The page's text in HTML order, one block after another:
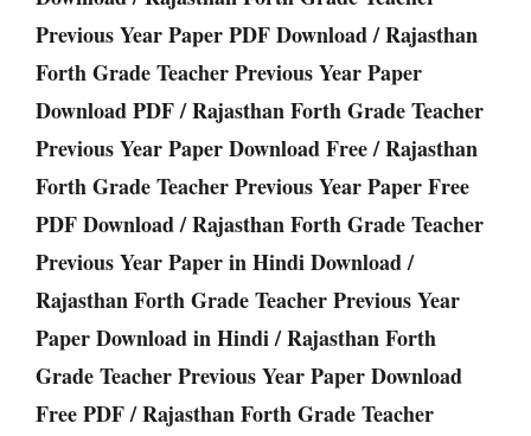
Previous Year Paper PDF Download / Rajasthan
Forth Grade Teacher Previous Year Paper
Download PDF / Rajasthan Forth Grade Teacher
Previous Year Paper Download Free / Rajasthan
Forth Grade Teacher Previous Year Paper Free
PDF Download / Rajasthan Forth Grade Teacher
Previous Year Paper in Hindi Download /
Rajasthan Forth Grade Teacher Previous Year
Paper Download in Hindi / Rajasthan Forth
Grade Teacher Previous Year Paper Download
Free PDF / Rajasthan Forth Grade Teacher